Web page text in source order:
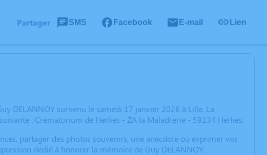
Partager SMS Facebook E-mail Lien
DELANNOY survenu le samedi 17 janvier 2026 à Lille. La
: Crématorium de Herlies - ZA la Maladrerie - 59134 Herlies.
partager des photos souvenirs, une anecdote ou exprimer vos
dédié à honorer la mémoire de Guy DELANNOY.